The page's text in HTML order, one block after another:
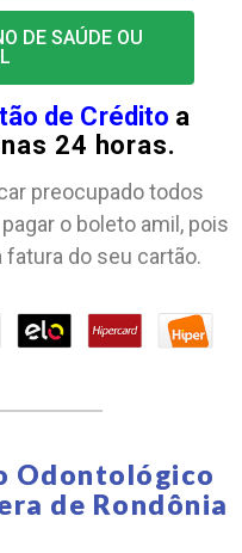
DE SAÚDE OU
de Crédito a
24 horas.
preocupado todos
o boleto amil, pois
do seu cartão.
Odontológico
de Rondônia